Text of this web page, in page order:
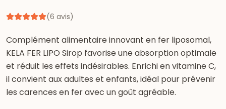
(6 avis)
Complément alimentaire innovant en fer liposomal,
KELA FER LIPO Sirop favorise une absorption optimale
et réduit les effets indésirables. Enrichi en vitamine C,
il convient aux adultes et enfants, idéal pour prévenir
les carences en fer avec un goût agréable.